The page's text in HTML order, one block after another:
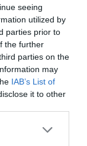
seeing
utilized by
parties prior to
the further
parties on the
may
IAB’s List of
it to other